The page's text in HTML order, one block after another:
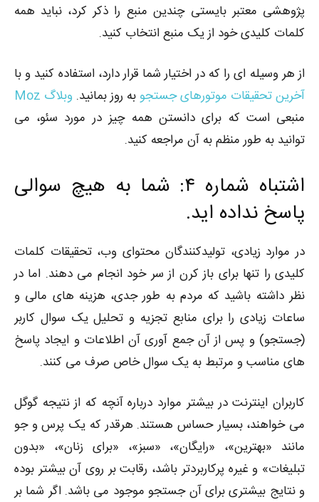
پژوهشی معتبر بایستی چندین منبع را ذکر کرد، نباید همه
کلمات کلیدی خود از یک منبع انتخاب کنید.
از هر وسیله ای را که در اختیار شما قرار دارد، استفاده کنید و با
آخرین تحقیقات موتورهای جستجوبه روز بمانید. وبلاگ Moz
منبعی است که برای دانستن همه چیز در مورد سئو، می
توانید به طور منظم به آن مراجعه کنید.
اشتباه شماره ۴: شما به هیچ سوالی
پاسخ نداده اید.
در موارد زیادی، تولیدکنندگان محتوای وب، تحقیقات کلمات
کلیدی را تنها برای باز کرن از سر خود انجام می دهند. اما در
نظر داشته باشید که مردم به طور جدی، هزینه های مالی و
ساعات زیادی را برای منابع تجزیه و تحلیل یک سوال کاربر
(جستجو) و پس از آن جمع آوری آن اطلاعات و ایجاد پاسخ
های مناسب و مرتبط به یک سوال خاص صرف می کنند.
کاربران اینترنت در بیشتر موارد درباره آنچه که از نتیجه گوگل
می خواهند، بسیار حساس هستند. هرقدر که یک پرس و جو
مانند «بهترین»، «رایگان»، «سبز»، «برای زنان»، «بدون
تبلیغات» و غیره پرکاربردتر باشد، رقابت بر روی آن بیشتر بوده
و نتایج بیشتری برای آن جستجو موجود می باشد. اگر شما بر